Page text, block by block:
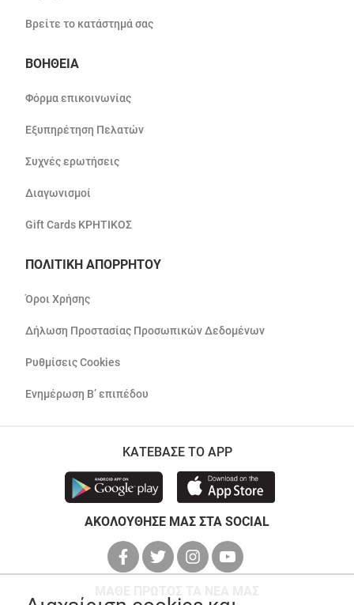
Βρείτε το κατάστημά σας
ΒΟΗΘΕΙΑ
Φόρμα επικοινωνίας
Εξυπηρέτηση Πελατών
Συχνές ερωτήσεις
Διαγωνισμοί
Gift Cards ΚΡΗΤΙΚΟΣ
ΠΟΛΙΤΙΚΗ ΑΠΟΡΡΗΤΟΥ
Όροι Χρήσης
Δήλωση Προστασίας Προσωπικών Δεδομένων
Ρυθμίσεις Cookies
Ενημέρωση Β’ επιπέδου
ΚΑΤΕΒΑΣΕ ΤΟ APP
ΑΚΟΛΟΥΘΗΣΕ ΜΑΣ ΣΤΑ SOCIAL